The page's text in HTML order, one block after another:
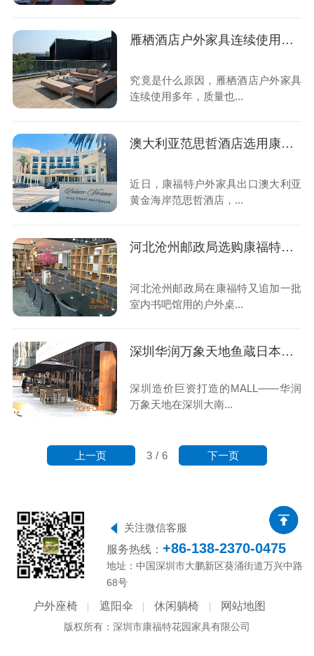
雁栖酒店户外家具连续使用多年，质量也太好了
究竟是什么原因，雁栖酒店户外家具
连续使用多年，质量也...
澳大利亚范思哲酒店选用康福特户外家具
近日，康福特户外家具出口澳大利亚
黄金海岸范思哲酒店，...
河北沧州邮政局选购康福特户外桌椅
河北沧州邮政局在康福特又追加一批
室内书吧馆用的户外桌...
深圳华润万象天地鱼蔵日本料理选择柚木桌椅家具
深圳造价巨资打造的MALL——华润
万象天地在深圳大南...
3 / 6
上一页 下一页
关注微信客服
服务热线：+86-138-2370-0475
地址：中国深圳市大鹏新区葵涌街道万兴中路
68号
户外座椅 遮阳伞 休闲躺椅 网站地图
版权所有：深圳市康福特花园家具有限公司